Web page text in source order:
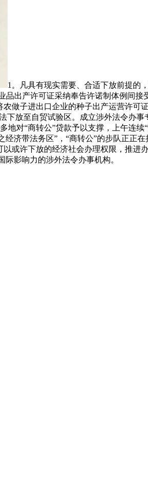
1。凡具有现实需要、合适下放前提的
出产许可证采纳奉告许诺制体例间接
做子进出口企业的种子出产运营许可
放至自贸试验区。成立涉外法令办事
对“商转公”贷款予以支撑，上午连续“
济带法务区”，“商转公”的步队正正
或许下放的经济社会办理权限，推进
影响力的涉外法令办事机构。